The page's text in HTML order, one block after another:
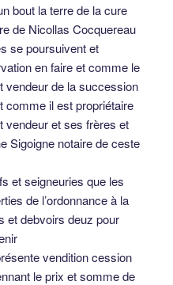
bout la terre de la cure
de Nicollas Cocquereau
se poursuivent et
en faire et comme le
vendeur de la succession
comme il est propriétaire
vendeur et ses frères et
Sigoigne notaire de ceste
et seigneuries que les
de l’ordonnance à la
et debvoirs deuz pour
vendition cession
le prix et somme de